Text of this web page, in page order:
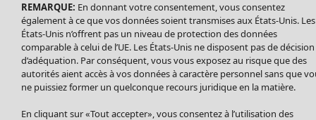
Chaussures
Vêtements de bain
Basics
Soldes Mobilier
Bonnes affaires déco
Décoration
Textiles
Tapis
Éponge
REMARQUE: En donnant votre consentement, vous consentez
également à ce que vos données soient transmises aux États-Unis. Les
États-Unis n’offrent pas un niveau de protection des données
comparable à celui de l’UE. Les États-Unis ne disposent pas de décision
d’adéquation. Par conséquent, vous vous exposez au risque que des
autorités aient accès à vos données à caractère personnel sans que
ne puissiez former un quelconque recours juridique en la matière.
En cliquant sur «Tout accepter», vous consentez à l’utilisation des